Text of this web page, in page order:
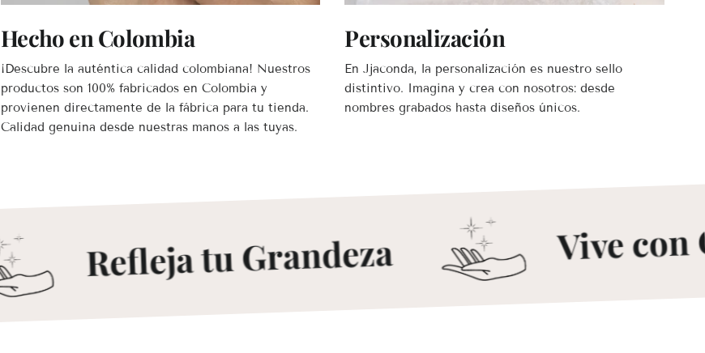
Hecho en Colombia
¡Descubre la auténtica calidad colombiana! Nuestros
productos son 100% fabricados en Colombia y
provienen directamente de la fábrica para tu tienda.
Calidad genuina desde nuestras manos a las tuyas.
Personalización
En Jjaconda, la personalización es nuestro sello
distintivo. Imagina y crea con nosotros: desde
nombres grabados hasta diseños únicos.
Refleja tu Grandeza Vive con